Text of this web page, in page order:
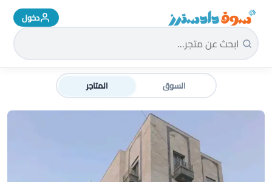
سوق دادسترز الرئيسية دخول
السوق المتاجر